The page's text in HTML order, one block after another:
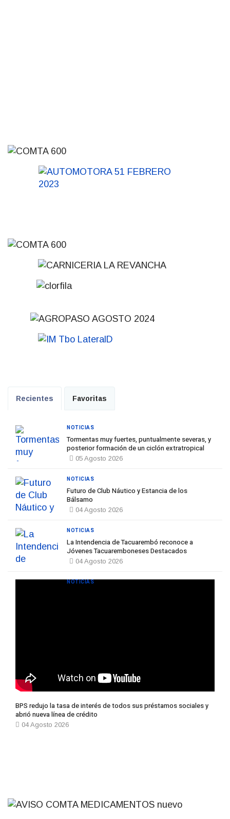
Recientes Favoritas
Tormentas muy fuertes, puntualmente severas, y
posterior formación de un ciclón extratropical
05 Agosto 2026
NOTICIAS
Futuro de Club Náutico y Estancia de los
Bálsamo
04 Agosto 2026
NOTICIAS
La Intendencia de Tacuarembó reconoce a
Jóvenes Tacuaremboneses Destacados
04 Agosto 2026
NOTICIAS
BPS redujo la tasa de interés de todos sus préstamos sociales y
abrió nueva línea de crédito
04 Agosto 2026
NOTICIAS